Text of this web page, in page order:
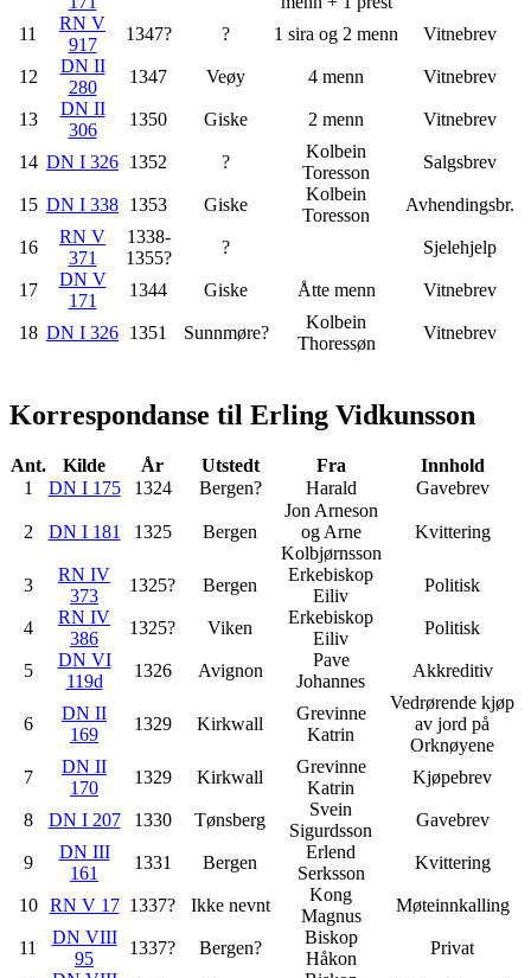
11
RN V
917
1347? ? 1 sira og 2 menn Vitnebrev
12
DN II
280
1347 Veøy 4 menn Vitnebrev
13
DN II
306
1350 Giske 2 menn Vitnebrev
14 DN I 326 1352 ?
Kolbein
Toresson
Salgsbrev
15 DN I 338 1353 Giske
Kolbein
Toresson
Avhendingsbr.
16
RN V
371
1338-
1355?
? Sjelehjelp
17
DN V
171
1344 Giske Åtte menn Vitnebrev
18 DN I 326 1351 Sunnmøre?
Kolbein
Thoressøn
Vitnebrev
Korrespondanse til Erling Vidkunsson
Ant. Kilde År Utstedt Fra
Innhold
1
DN I 175 1324 Bergen? Harald Gavebrev
2 DN I 181 1325 Bergen
Jon Arneson
og Arne
Kolbjørnsson
Kvittering
3
RN IV
373
1325? Bergen
Erkebiskop
Eiliv
Politisk
4
RN IV
386
1325? Viken
Erkebiskop
Eiliv
Politisk
5
DN VI
119d
1326 Avignon
Pave
Johannes
Akkreditiv
6
DN II
169
1329 Kirkwall
Grevinne
Katrin
Vedrørende kjøp
av jord på
Orknøyene
7
DN II
170
1329 Kirkwall
Grevinne
Katrin
Kjøpebrev
8 DN I 207 1330 Tønsberg
Svein
Sigurdsson
Gavebrev
9
DN III
161
1331 Bergen
Erlend
Serksson
Kvittering
10 RN V 17 1337? Ikke nevnt
Kong
Magnus
Møteinnkalling
11
DN VIII
95
1337? Bergen?
Biskop
Håkon
Privat